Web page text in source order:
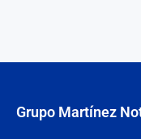
Grupo Martínez